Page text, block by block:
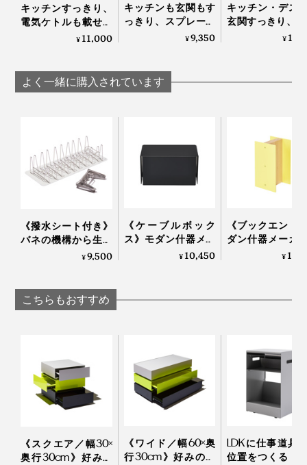
びに実感しています。
キッチンすっきり、
電気ケトルも載せら
れる、スリムな「ブ
ー スリム
¥11,000
キッチンも玄関もす
っきり、スプレー缶
や鍵を収納できる
ー
¥9,350
キッチン・デス
玄関すっきり、
載せられる「カ
¥
よく一緒に購入されています
《撥水シート付き》
バネの機構から生ま
れた、3cmに縮む
¥9,500
《ケーブルボック
ス》モダン什器メー
カーが作ったスチー
¥10,450
《ブックエンド
ダン什器メーカ
作った、飾れる
¥
こちらもおすすめ
《スクエア／幅30×
奥行30cm》好みの
《ワイド／幅60×奥
行30cm》好みの配
LDKに仕事道具
位置をつくる「